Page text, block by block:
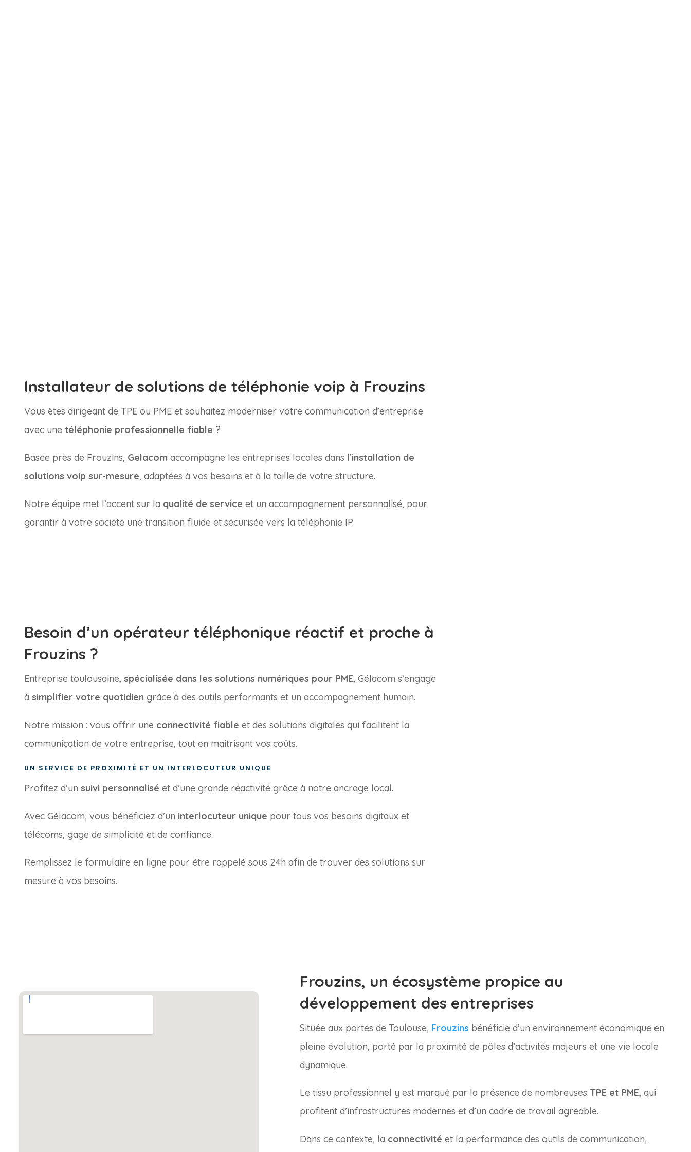
Installateur de solutions de téléphonie voip à Frouzins
Vous êtes dirigeant de TPE ou PME et souhaitez moderniser votre communication d’entreprise
avec une téléphonie professionnelle fiable ?
Basée près de Frouzins, Gelacom accompagne les entreprises locales dans l’installation de
solutions voip sur-mesure, adaptées à vos besoins et à la taille de votre structure.
Notre équipe met l’accent sur la qualité de service et un accompagnement personnalisé, pour
garantir à votre société une transition fluide et sécurisée vers la téléphonie IP.
Besoin d’un opérateur téléphonique réactif et proche à
Frouzins ?
Entreprise toulousaine, spécialisée dans les solutions numériques pour PME, Gélacom s’engage
à simplifier votre quotidien grâce à des outils performants et un accompagnement humain.
Notre mission : vous offrir une connectivité fiable et des solutions digitales qui facilitent la
communication de votre entreprise, tout en maîtrisant vos coûts.
UN SERVICE DE PROXIMITÉ ET UN INTERLOCUTEUR UNIQUE
Profitez d’un suivi personnalisé et d’une grande réactivité grâce à notre ancrage local.
Avec Gélacom, vous bénéficiez d’un interlocuteur unique pour tous vos besoins digitaux et
télécoms, gage de simplicité et de confiance.
Remplissez le formulaire en ligne pour être rappelé sous 24h afin de trouver des solutions sur
mesure à vos besoins.
Frouzins, un écosystème propice au
développement des entreprises
Située aux portes de Toulouse, Frouzins bénéficie d’un environnement économique en
pleine évolution, porté par la proximité de pôles d’activités majeurs et une vie locale
dynamique.
Le tissu professionnel y est marqué par la présence de nombreuses TPE et PME, qui
profitent d’infrastructures modernes et d’un cadre de travail agréable.
Dans ce contexte, la connectivité et la performance des outils de communication,